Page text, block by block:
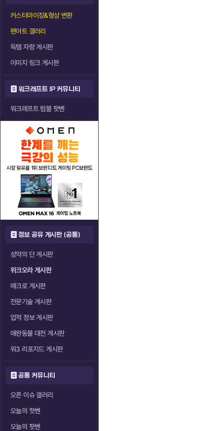
커스터마이징&형상 변환
팬아트 갤러리
득템 자랑 게시판
이미지 링크 게시판
워크래프트 IP 커뮤니티
워크래프트 럼블 팟벤
정보 공유 게시판 (공통)
성약의 단 게시판
위크오라 게시판
매크로 게시판
전문기술 게시판
업적 정보 게시판
애완동물 대전 게시판
워3 리포지드 게시판
공통 커뮤니티
오픈 이슈 갤러리
오늘의 핫벤
오늘의 팟벤